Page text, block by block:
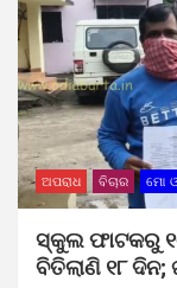
ଅପରାଧ ବିଚାର ମୋ
ସ୍କୁଲ ଫାଟକରୁ
ବିତିଲାଣି ୧୮